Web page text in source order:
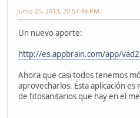
Junio 25, 2013, 20:57:49 PM
Un nuevo aporte:
http://es.appbrain.com/app/
Ahora que casi todos tenemos
aprovecharlos. Ésta aplicación
de fitosanitarios que hay en el